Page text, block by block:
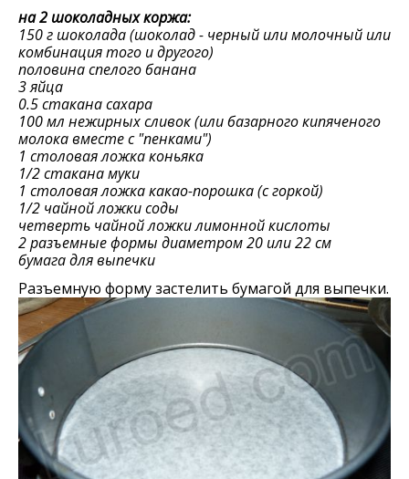
на 2 шоколадных коржа:
150 г шоколада (шоколад - черный или молочный или
комбинация того и другого)
половина спелого банана
3 яйца
0.5 стакана сахара
100 мл нежирных сливок (или базарного кипяченого
молока вместе с "пенками")
1 столовая ложка коньяка
1/2 стакана муки
1 столовая ложка какао-порошка (с горкой)
1/2 чайной ложки соды
четверть чайной ложки лимонной кислоты
2 разъемные формы диаметром 20 или 22 см
бумага для выпечки
Разъемную форму застелить бумагой для выпечки.